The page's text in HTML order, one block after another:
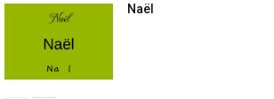
Naël